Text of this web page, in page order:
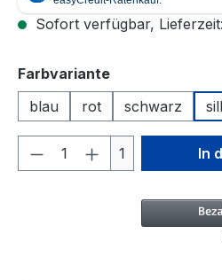
Sofort verfügbar,
Farbvarianteauswählen
blau
rot schwarz
Produkt Anzahl:
1 In